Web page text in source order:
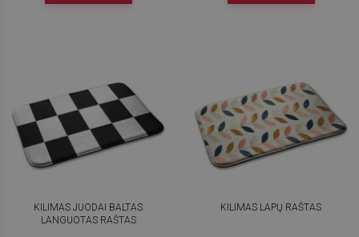
KILIMAS JUODAI BALTAS
LANGUOTAS RAŠTAS
KILIMAS LAPŲ RAŠTAS